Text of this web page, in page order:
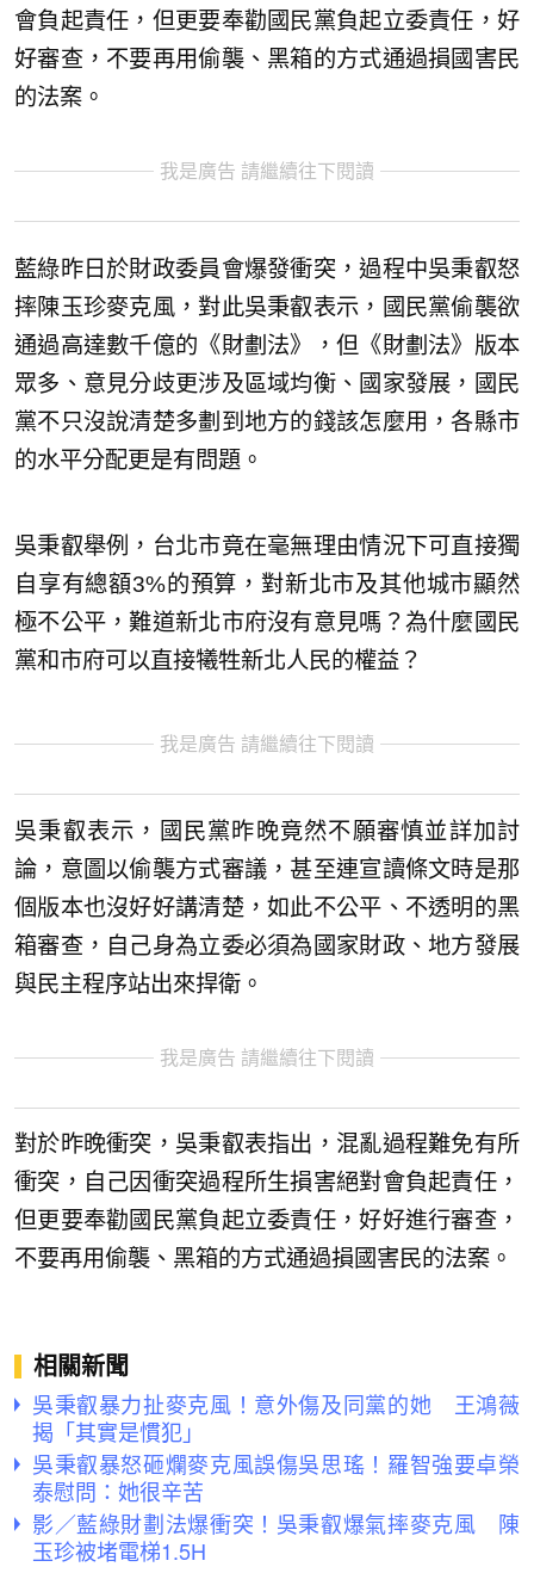
會負起責任，但更要奉勸國民黨負起立委責任，好
好審查，不要再用偷襲、黑箱的方式通過損國害民
的法案。
我是廣告 請繼續往下閱讀
藍綠昨日於財政委員會爆發衝突，過程中吳秉叡怒
摔陳玉珍麥克風，對此吳秉叡表示，國民黨偷襲欲
通過高達數千億的《財劃法》，但《財劃法》版本
眾多、意見分歧更涉及區域均衡、國家發展，國民
黨不只沒說清楚多劃到地方的錢該怎麼用，各縣市
的水平分配更是有問題。
吳秉叡舉例，台北市竟在毫無理由情況下可直接獨
自享有總額3%的預算，對新北市及其他城市顯然
極不公平，難道新北市府沒有意見嗎？為什麼國民
黨和市府可以直接犧牲新北人民的權益？
我是廣告 請繼續往下閱讀
吳秉叡表示，國民黨昨晚竟然不願審慎並詳加討
論，意圖以偷襲方式審議，甚至連宣讀條文時是那
個版本也沒好好講清楚，如此不公平、不透明的黑
箱審查，自己身為立委必須為國家財政、地方發展
與民主程序站出來捍衛。
我是廣告 請繼續往下閱讀
對於昨晚衝突，吳秉叡表指出，混亂過程難免有所
衝突，自己因衝突過程所生損害絕對會負起責任，
但更要奉勸國民黨負起立委責任，好好進行審查，
不要再用偷襲、黑箱的方式通過損國害民的法案。
相關新聞
吳秉叡暴力扯麥克風！意外傷及同黨的她 王鴻薇
揭「其實是慣犯」
吳秉叡暴怒砸爛麥克風誤傷吳思瑤！羅智強要卓榮
泰慰問：她很辛苦
影／藍綠財劃法爆衝突！吳秉叡爆氣摔麥克風 陳
玉珍被堵電梯1.5H